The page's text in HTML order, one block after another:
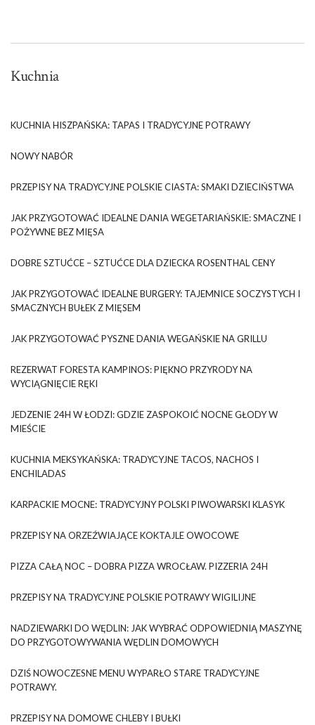
Kuchnia
KUCHNIA HISZPAŃSKA: TAPAS I TRADYCYJNE POTRAWY
NOWY NABÓR
PRZEPISY NA TRADYCYJNE POLSKIE CIASTA: SMAKI DZIECIŃSTWA
JAK PRZYGOTOWAĆ IDEALNE DANIA WEGETARIAŃSKIE: SMACZNE I
POŻYWNE BEZ MIĘSA
DOBRE SZTUĆCE – SZTUĆCE DLA DZIECKA ROSENTHAL CENY
JAK PRZYGOTOWAĆ IDEALNE BURGERY: TAJEMNICE SOCZYSTYCH I
SMACZNYCH BUŁEK Z MIĘSEM
JAK PRZYGOTOWAĆ PYSZNE DANIA WEGAŃSKIE NA GRILLU
REZERWAT FORESTA KAMPINOS: PIĘKNO PRZYRODY NA
WYCIĄGNIĘCIE RĘKI
JEDZENIE 24H W ŁODZI: GDZIE ZASPOKOIĆ NOCNE GŁODY W
MIEŚCIE
KUCHNIA MEKSYKAŃSKA: TRADYCYJNE TACOS, NACHOS I
ENCHILADAS
KARPACKIE MOCNE: TRADYCYJNY POLSKI PIWOWARSKI KLASYK
PRZEPISY NA ORZEŹWIAJĄCE KOKTAJLE OWOCOWE
PIZZA CAŁĄ NOC – DOBRA PIZZA WROCŁAW. PIZZERIA 24H
PRZEPISY NA TRADYCYJNE POLSKIE POTRAWY WIGILIJNE
NADZIEWARKI DO WĘDLIN: JAK WYBRAĆ ODPOWIEDNIĄ MASZYNĘ
DO PRZYGOTOWYWANIA WĘDLIN DOMOWYCH
DZIŚ NOWOCZESNE MENU WYPARŁO STARE TRADYCYJNE
POTRAWY.
PRZEPISY NA DOMOWE CHLEBY I BUŁKI